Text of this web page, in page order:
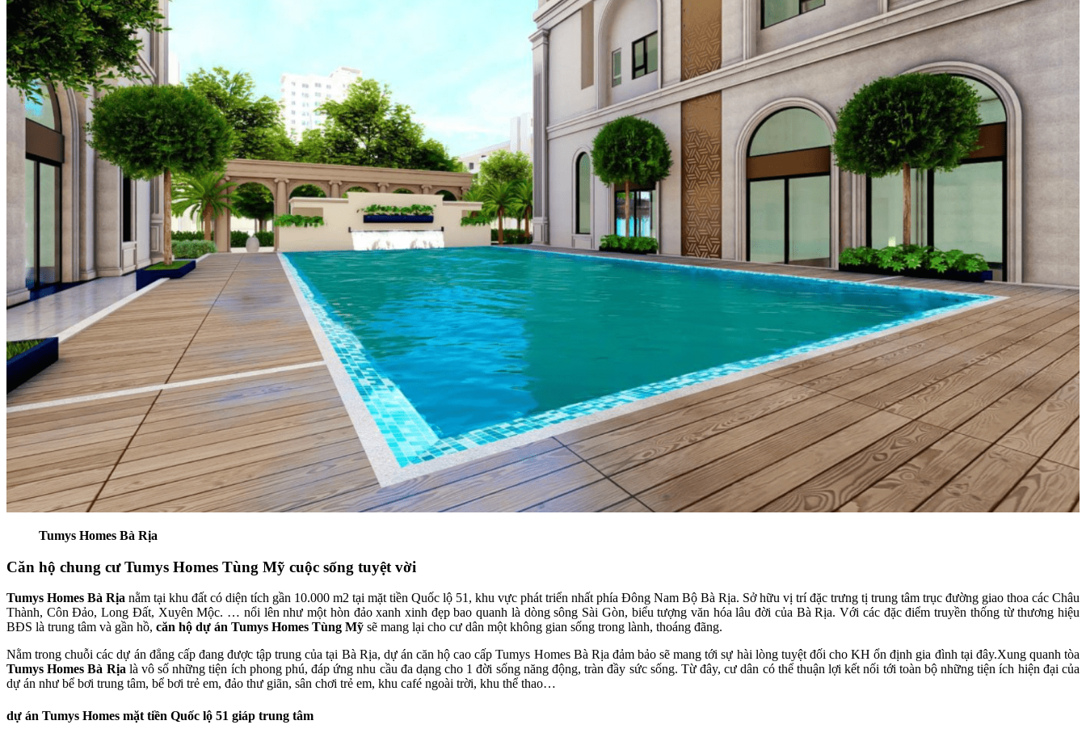
Tumys Homes Bà Rịa
Căn hộ chung cư Tumys Homes Tùng Mỹ cuộc sống tuyệt vời
Tumys Homes Bà Rịa nằm tại khu đất có diện tích gần 10.000 m2 tại mặt tiền Quốc lộ 51, khu vực phát triển nhất phía Đông Nam Bộ Bà Rịa. Sở hữu vị trí đặc trưng tị trung tâm trục đường giao thoa các Châu
Thành, Côn Đảo, Long Đất, Xuyên Mộc. … nổi lên như một hòn đảo xanh xinh đẹp bao quanh là dòng sông Sài Gòn, biểu tượng văn hóa lâu đời của Bà Rịa. Với các đặc điểm truyền thống từ thương hiệu
BĐS là trung tâm và gần hồ, căn hộ dự án Tumys Homes Tùng Mỹ sẽ mang lại cho cư dân một không gian sống trong lành, thoáng đãng.
Nằm trong chuỗi các dự án đẳng cấp đang được tập trung của tại Bà Rịa, dự án căn hộ cao cấp Tumys Homes Bà Rịa đảm bảo sẽ mang tới sự hài lòng tuyệt đối cho KH ổn định gia đình tại đây.Xung quanh tòa
Tumys Homes Bà Rịa là vô số những tiện ích phong phú, đáp ứng nhu cầu đa dạng cho 1 đời sống năng động, tràn đầy sức sống. Từ đây, cư dân có thể thuận lợi kết nối tới toàn bộ những tiện ích hiện đại của
dự án như bể bơi trung tâm, bể bơi trẻ em, đảo thư giãn, sân chơi trẻ em, khu café ngoài trời, khu thể thao…
dự án Tumys Homes mặt tiền Quốc lộ 51 giáp trung tâm